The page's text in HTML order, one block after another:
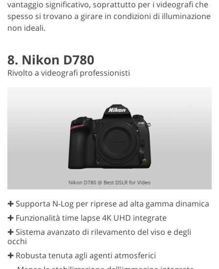
vantaggio significativo, soprattutto per i videografi che
spesso si trovano a girare in condizioni di illuminazione
non ideali.
8. Nikon D780
Rivolto a videografi professionisti
✚ Supporta N-Log per riprese ad alta gamma dinamica
✚ Funzionalità time lapse 4K UHD integrate
✚ Sistema avanzato di rilevamento del viso e degli
occhi
✚ Robusta tenuta agli agenti atmosferici